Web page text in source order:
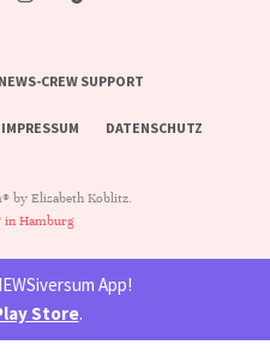
NEWS-CREW SUPPORT
IMPRESSUM DATENSCHUTZ
by Elisabeth Koblitz.
in Hamburg
App!
Store.